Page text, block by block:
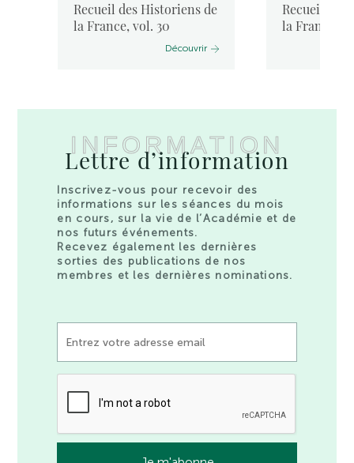
Recueil des Historiens de
la France, vol. 30
Découvrir
Recueil des
la France,
INFORMATION
Lettre d’information
Inscrivez-vous pour recevoir des
informations sur les séances du mois
en cours, sur la vie de l’Académie et de
nos futurs événements.
Recevez également les dernières
sorties des publications de nos
membres et les dernières nominations.